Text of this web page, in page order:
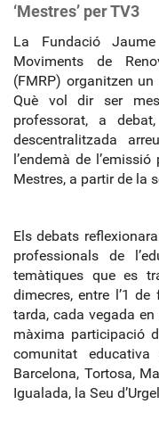
‘Mestres’ per TV3
La Fundació
Moviments de
(FMRP) organitzen
Què vol dir ser
professorat, a
descentralitzada
l’endemà de
Mestres, a partir de la
Els debats
professionals de
temàtiques que es
dimecres, entre l’1
tarda, cada vegada
màxima participació
comunitat
Barcelona, Tortosa,
Igualada, la Seu